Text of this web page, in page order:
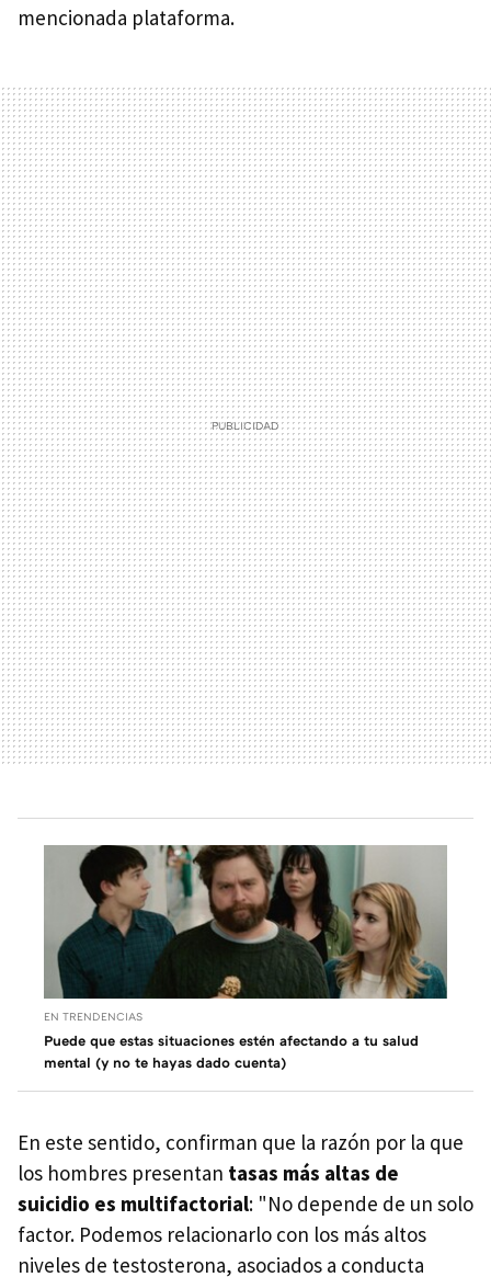
mencionada plataforma.
EN TRENDENCIAS
Puede que estas situaciones estén afectando a tu salud
mental (y no te hayas dado cuenta)
En este sentido, confirman que la razón por la que
los hombres presentan tasas más altas de
suicidio es multifactorial: "No depende de un solo
factor. Podemos relacionarlo con los más altos
niveles de testosterona, asociados a conducta